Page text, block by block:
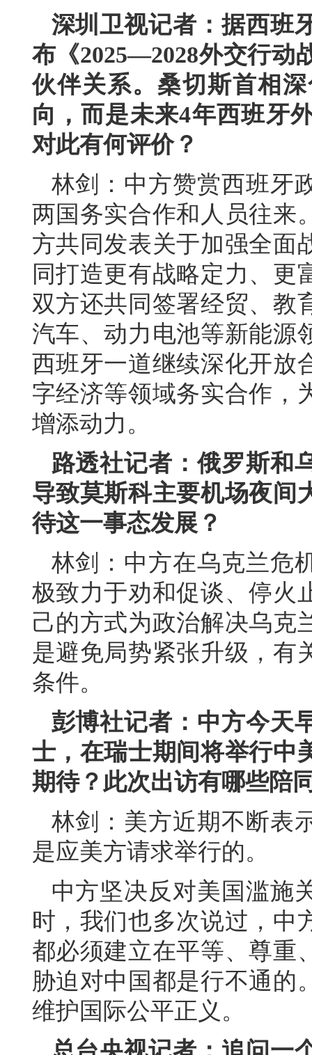
深圳卫视记者：据西班
布《2025—2028外交行动
伙伴关系。桑切斯首相
向，而是未来4年西班牙
对此有何评价？
林剑：中方赞赏西班牙
两国务实合作和人员往来
方共同发表关于加强全面
同打造更有战略定力、更
双方还共同签署经贸、教
汽车、动力电池等新能源
西班牙一道继续深化开放
字经济等领域务实合作，
增添动力。
路透社记者：俄罗斯和
导致莫斯科主要机场夜间
待这一事态发展？
林剑：中方在乌克兰危
极致力于劝和促谈、停火
己的方式为政治解决乌克
是避免局势紧张升级，有
条件。
彭博社记者：中方今天
士，在瑞士期间将举行中
期待？此次出访有哪些陪
林剑：美方近期不断表
是应美方请求举行的。
中方坚决反对美国滥施
时，我们也多次说过，中
都必须建立在平等、尊重
胁迫对中国都是行不通的
维护国际公平正义。